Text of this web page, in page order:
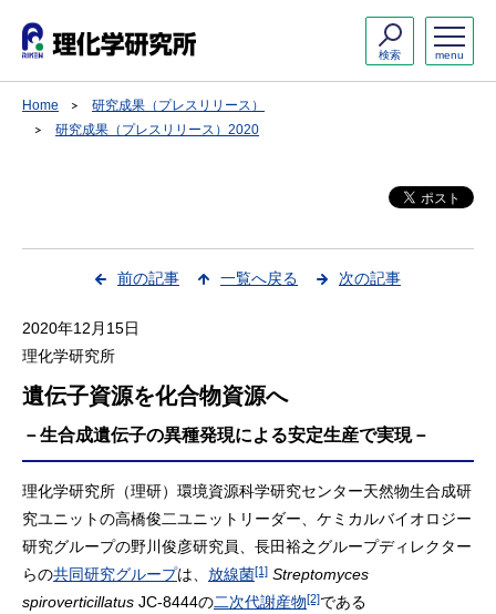
menu
検索
Home
研究成果（プレスリリース）
研究成果（プレスリリース）2020
前の記事 一覧へ戻る 次の記事
2020年12月15日
理化学研究所
遺伝子資源を化合物資源へ
－生合成遺伝子の異種発現による安定生産で実現－
理化学研究所（理研）環境資源科学研究センター天然物生合成研
究ユニットの高橋俊二ユニットリーダー、ケミカルバイオロジー
研究グループの野川俊彦研究員、長田裕之グループディレクター
らの共同研究グループは、 放線菌[1] Streptomyces
spiroverticillatus JC-8444の二次代謝産物[2]である